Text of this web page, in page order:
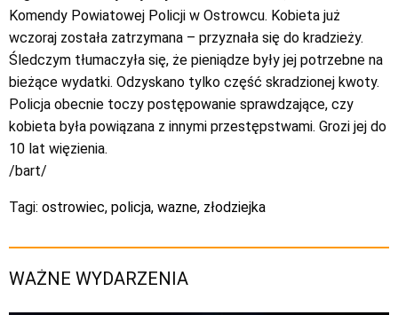
Komendy Powiatowej Policji w Ostrowcu. Kobieta już
wczoraj została zatrzymana – przyznała się do kradzieży.
Śledczym tłumaczyła się, że pieniądze były jej potrzebne na
bieżące wydatki. Odzyskano tylko część skradzionej kwoty.
Policja obecnie toczy postępowanie sprawdzające, czy
kobieta była powiązana z innymi przestępstwami. Grozi jej do
10 lat więzienia.
/bart/
Tagi: ostrowiec, policja, wazne, złodziejka
WAŻNE WYDARZENIA